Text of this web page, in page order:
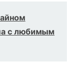
с любимым